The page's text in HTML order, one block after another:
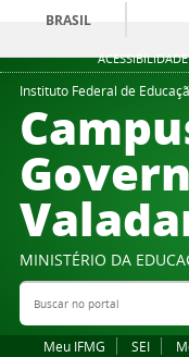
ACESSIBILIDADE
BRASIL
Instituto Federal de
MINISTÉRIO DA
Buscar no portal
Meu IFMG SEI